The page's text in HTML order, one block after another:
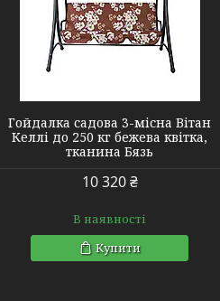
Гойдалка садова 3-місна Вітан
Келлі до 250 кг бежева квітка,
тканина Бязь
10 320 ₴
В наявності
Купити